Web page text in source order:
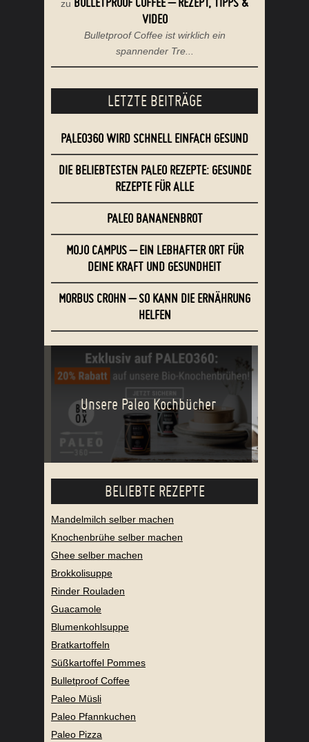
zu
VIDEO
Bulletproof Coffee ist wirklich ein
spannender Tre...
LETZTE BEITRÄGE
PALEO360 WIRD SCHNELL EINFACH GESUND
DIE BELIEBTESTEN PALEO REZEPTE: GESUNDE
REZEPTE FÜR ALLE
PALEO BANANENBROT
MOJO CAMPUS – EIN LEBHAFTER ORT FÜR
DEINE KRAFT UND GESUNDHEIT
MORBUS CROHN – SO KANN DIE ERNÄHRUNG
HELFEN
Unsere Paleo Kochbücher
BELIEBTE REZEPTE
Mandelmilch selber machen
Knochenbrühe selber machen
Ghee selber machen
Brokkolisuppe
Rinder Rouladen
Guacamole
Blumenkohlsuppe
Bratkartoffeln
Süßkartoffel Pommes
Bulletproof Coffee
Paleo Müsli
Paleo Pfannkuchen
Paleo Pizza